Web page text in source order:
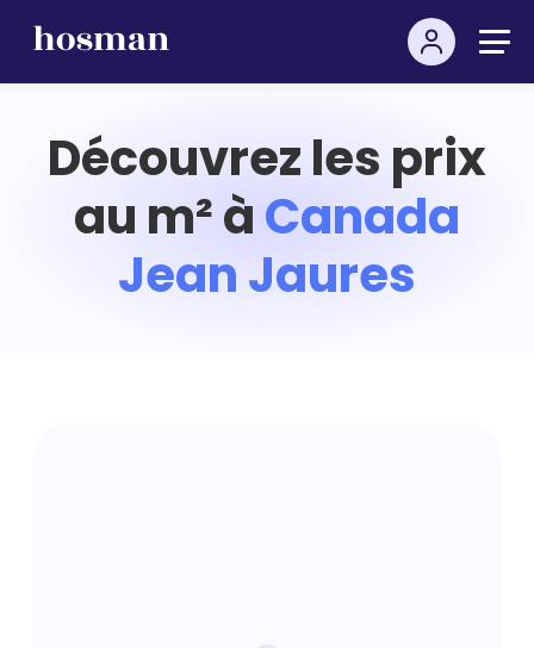
Découvrez les prix
au m² àCanada
Jean Jaures